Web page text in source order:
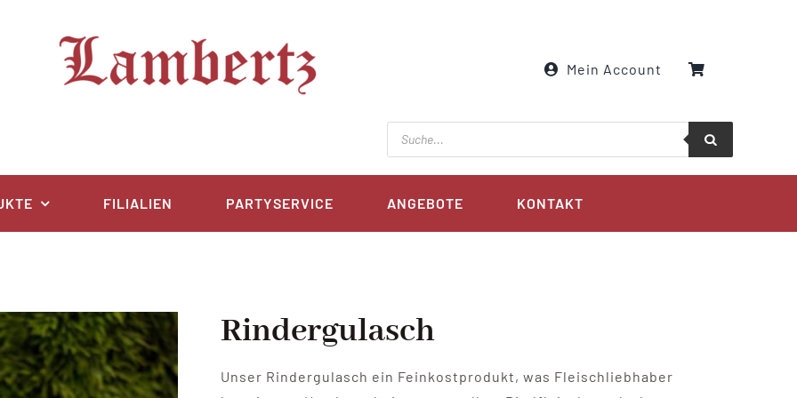
Mein Account
Products
search
FILIALIEN PARTYSERVICE ANGEBOTE KONTAKT
Rindergulasch
Unser Rindergulasch ein Feinkostprodukt, was Fleischliebhaber